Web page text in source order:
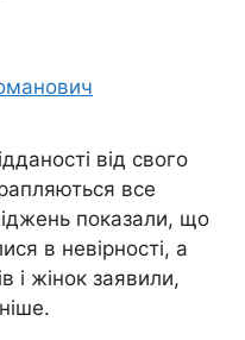
від свого
все
показали, що
в невірності, а
і жінок заявили,